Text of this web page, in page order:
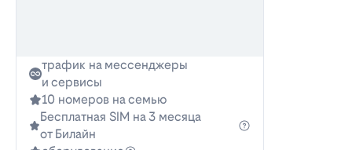
трафик на мессенджеры
и сервисы
10 номеров на семью
Бесплатная SIM на 3 месяца
от Билайн